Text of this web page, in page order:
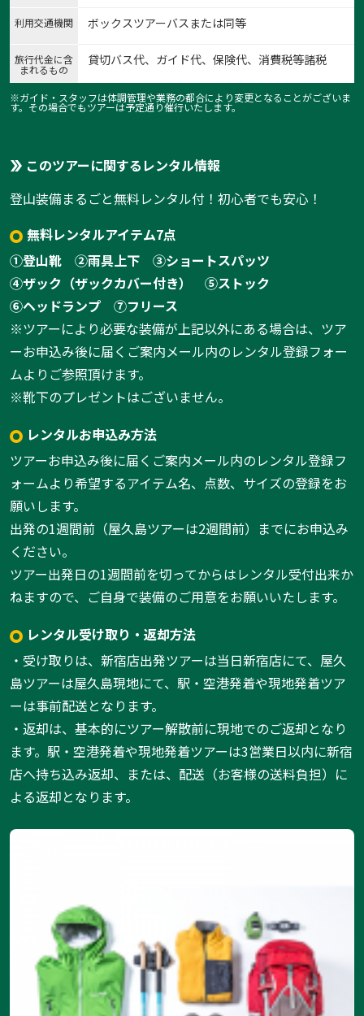
利用交通機関 ボックスツアーバスまたは同等
旅行代金に含
まれるもの
貸切バス代、ガイド代、保険代、消費税等諸税
※ガイド・スタッフは体調管理や業務の都合により変更となることがございま
す。その場合でもツアーは予定通り催行いたします。
このツアーに関するレンタル情報
登山装備まるごと無料レンタル付！初心者でも安心！
無料レンタルアイテム7点
①登山靴
②雨具上下
③ショートスパッツ
④ザック（ザックカバー付き）
⑤ストック
⑥ヘッドランプ
⑦フリース
※ツアーにより必要な装備が上記以外にある場合は、ツア
ーお申込み後に届くご案内メール内のレンタル登録フォー
ムよりご参照頂けます。
※靴下のプレゼントはございません。
レンタルお申込み方法
ツアーお申込み後に届くご案内メール内のレンタル登録フ
ォームより希望するアイテム名、点数、サイズの登録をお
願いします。
出発の1週間前（屋久島ツアーは2週間前）までにお申込み
ください。
ツアー出発日の1週間前を切ってからはレンタル受付出来か
ねますので、ご自身で装備のご用意をお願いいたします。
レンタル受け取り・返却方法
・受け取りは、新宿店出発ツアーは当日新宿店にて、屋久
島ツアーは屋久島現地にて、駅・空港発着や現地発着ツア
ーは事前配送となります。
・返却は、基本的にツアー解散前に現地でのご返却となり
ます。駅・空港発着や現地発着ツアーは3営業日以内に新宿
店へ持ち込み返却、または、配送（お客様の送料負担）に
よる返却となります。
1:不思議な空気を醸し出す樹の海
1